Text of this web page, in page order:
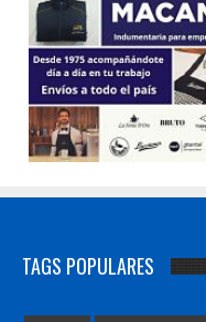
TAGS POPULARES